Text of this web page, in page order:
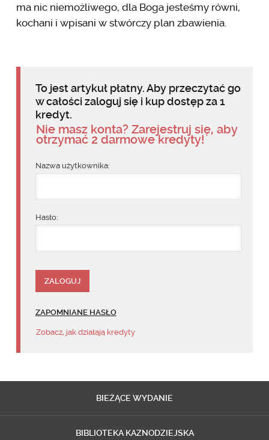
ma nic niemożliwego, dla Boga jesteśmy równi,
kochani i wpisani w stwórczy plan zbawienia.
To jest artykuł płatny. Aby przeczytać go
w całości zaloguj się i kup dostęp za 1
kredyt.
Nie masz konta? Zarejestruj się, aby
otrzymać 2 darmowe kredyty!
Nazwa użytkownika:
Hasło:
ZAPOMNIANE HASŁO
Zobacz, jak działają kredyty
BIEŻĄCE WYDANIE
BIBLIOTEKA KAZNODZIEJSKA